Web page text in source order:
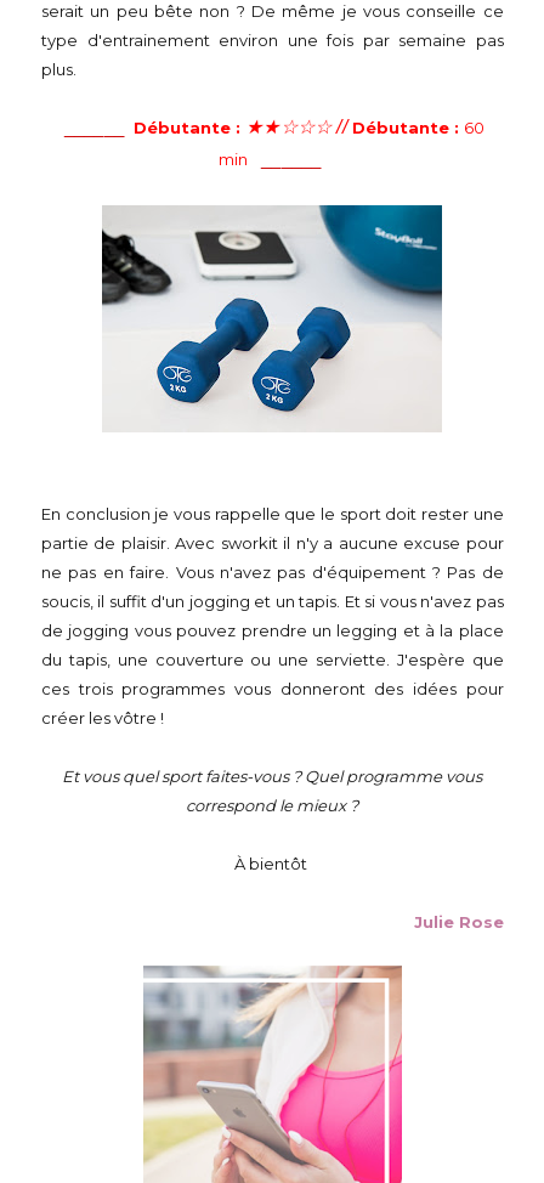
serait un peu bête non ? De même je vous conseille ce
type d'entrainement environ une fois par semaine pas
plus.
Débutante : ★★☆☆☆//Débutante : 60
min
En conclusion je vous rappelle que le sport doit rester une
partie de plaisir. Avec sworkit il n'y a aucune excuse pour
ne pas en faire. Vous n'avez pas d'équipement ? Pas de
soucis, il suffit d'un jogging et un tapis. Et si vous n'avez pas
de jogging vous pouvez prendre un legging et à la place
du tapis, une couverture ou une serviette. J'espère que
ces trois programmes vous donneront des idées pour
créer les vôtre !
Et vous quel sport faites-vous ? Quel programme vous
correspond le mieux ?
À bientôt
Julie Rose